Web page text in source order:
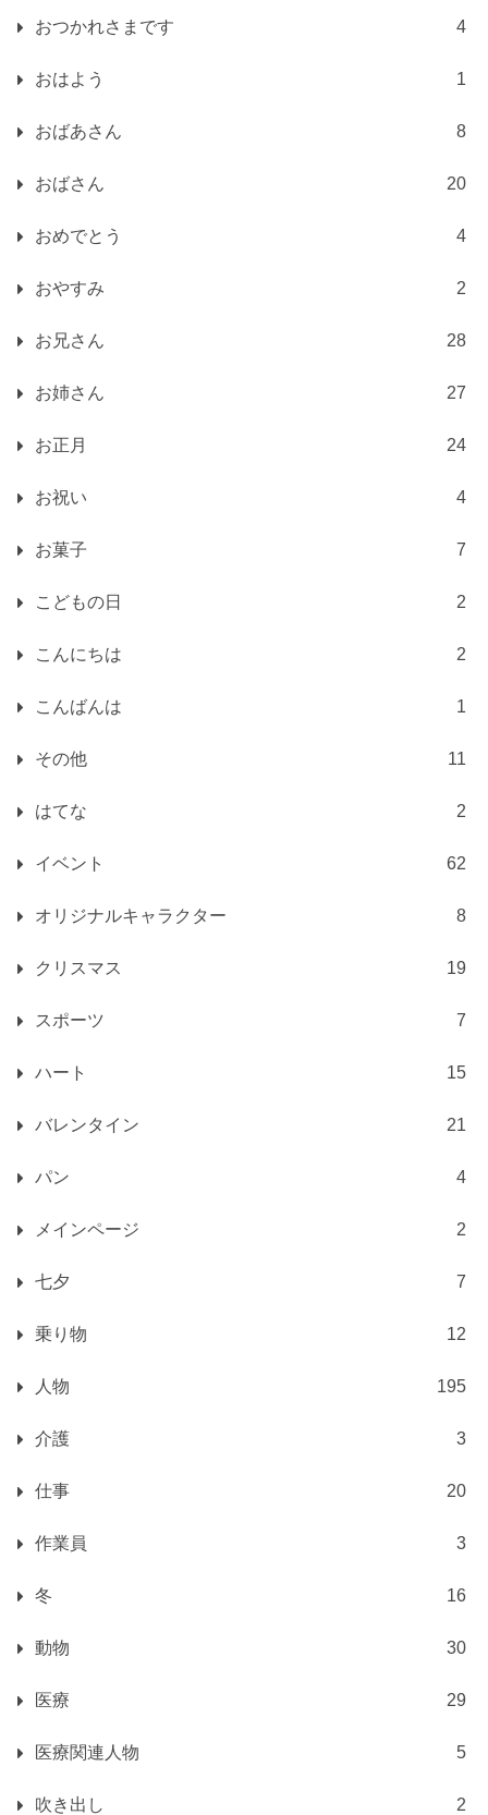
おつかれさまです 4
おはよう 1
おばあさん 8
おばさん 20
おめでとう 4
おやすみ 2
お兄さん 28
お姉さん 27
お正月 24
お祝い 4
お菓子 7
こどもの日 2
こんにちは 2
こんばんは 1
その他 11
はてな 2
イベント 62
オリジナルキャラクター 8
クリスマス 19
スポーツ 7
ハート 15
バレンタイン 21
パン 4
メインページ 2
七夕 7
乗り物 12
人物 195
介護 3
仕事 20
作業員 3
冬 16
動物 30
医療 29
医療関連人物 5
吹き出し 2